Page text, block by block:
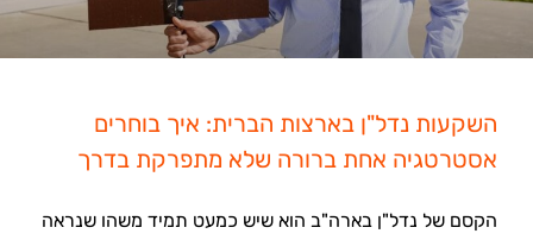
השקעות נדל"ן בארצות הברית: איך בוחרים
אסטרטגיה אחת ברורה שלא מתפרקת בדרך
הקסם של נדל"ן בארה"ב הוא שיש כמעט תמיד משהו שנראה